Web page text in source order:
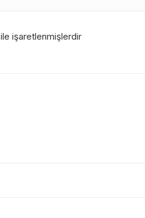
ile işaretlenmişlerdir